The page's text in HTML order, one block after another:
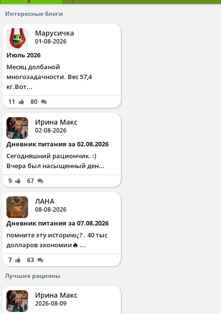
Интересные блоги
Марусичка
01-08-2026
Июль 2026
Месяц долбаной
многозадачности. Вес 57,4
кг.Вот...
11 80
Ирина Макс
02-08-2026
Дневник питания за 02.08.2026
Сегодняшний рациончик. :)
Вчера был насыщенный ден...
9 67
ЛАНА
08-08-2026
Дневник питания за 07.08.2026
помните эту историю¿? . 40 тыс
долларов экономии🔥 ...
7
63
Лучшие рационы
Ирина Макс
2026-08-09